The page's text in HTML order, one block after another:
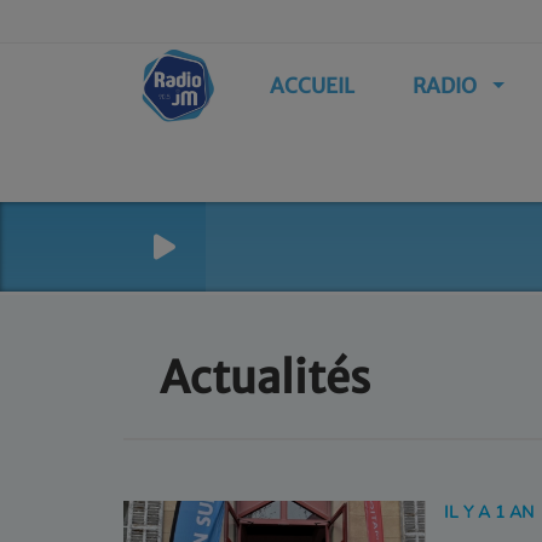
ACCUEIL RADIO
Actualités
IL Y A 1 AN